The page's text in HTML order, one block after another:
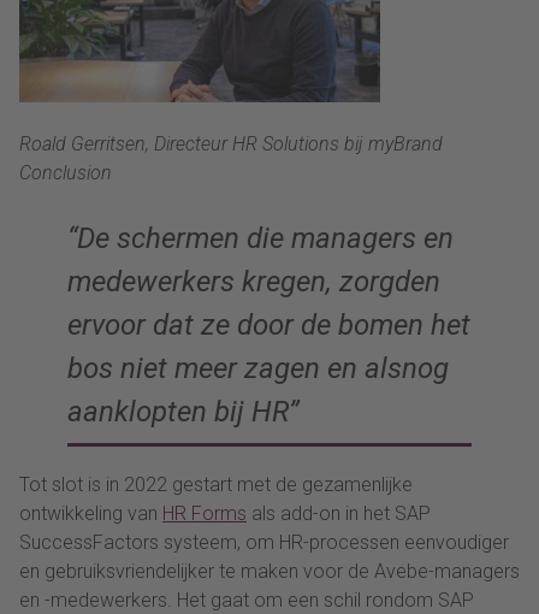
Roald Gerritsen, Directeur HR Solutions bij myBrand
Conclusion
“De schermen die managers en
medewerkers kregen, zorgden
ervoor dat ze door de bomen het
bos niet meer zagen en alsnog
aanklopten bij HR”
Tot slot is in 2022 gestart met de gezamenlijke
ontwikkeling van HR Forms als add-on in het SAP
SuccessFactors systeem, om HR-processen eenvoudiger
en gebruiksvriendelijker te maken voor de Avebe-managers
en -medewerkers. Het gaat om een schil rondom SAP